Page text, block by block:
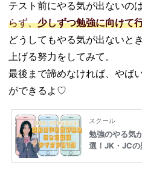
テスト前にやる気が出ないの
らず、少しずつ勉強に向けて
どうしてもやる気が出ないと
上げる努力をしてみて。
最後まで諦めなければ、やば
ができるよ♡